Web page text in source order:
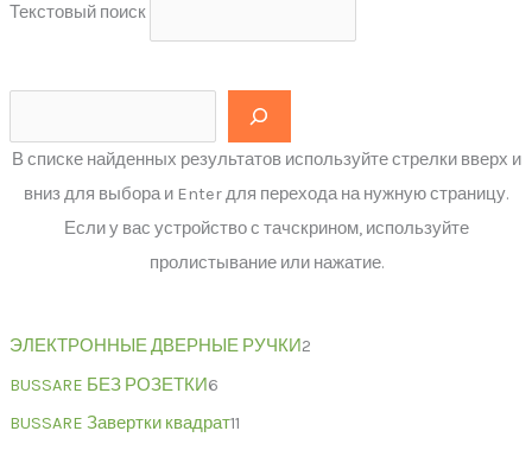
Текстовый поиск
В списке найденных результатов используйте стрелки вверх и
вниз для выбора и Enter для перехода на нужную страницу.
Если у вас устройство с тачскрином, используйте
пролистывание или нажатие.
ЭЛЕКТРОННЫЕ ДВЕРНЫЕ РУЧКИ2
BUSSARE БЕЗ РОЗЕТКИ6
BUSSARE Завертки квадрат11